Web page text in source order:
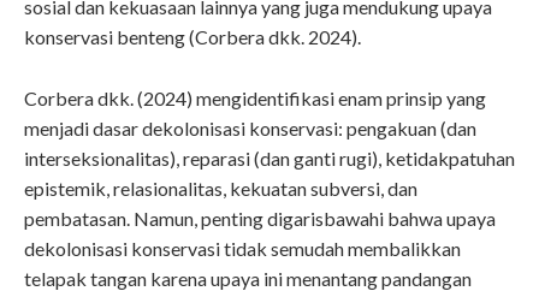
sosial dan kekuasaan lainnya yang juga mendukung upaya
konservasi benteng (Corbera dkk. 2024).
Corbera dkk. (2024) mengidentifikasi enam prinsip yang
menjadi dasar dekolonisasi konservasi: pengakuan (dan
interseksionalitas), reparasi (dan ganti rugi), ketidakpatuhan
epistemik, relasionalitas, kekuatan subversi, dan
pembatasan. Namun, penting digarisbawahi bahwa upaya
dekolonisasi konservasi tidak semudah membalikkan
telapak tangan karena upaya ini menantang pandangan